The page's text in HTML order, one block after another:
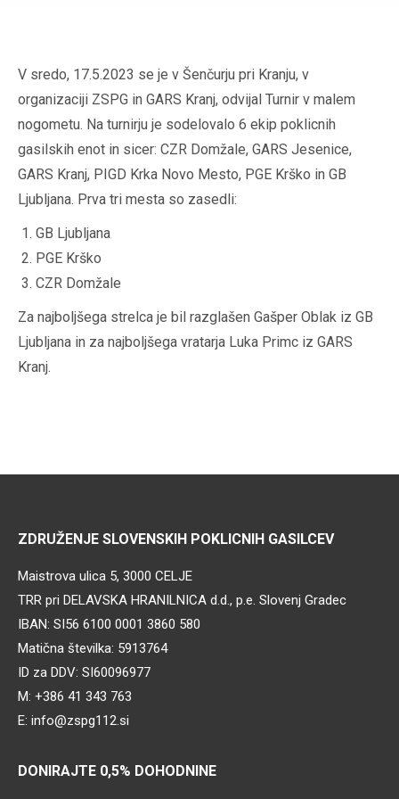
V sredo, 17.5.2023 se je v Šenčurju pri Kranju, v
organizaciji ZSPG in GARS Kranj, odvijal Turnir v malem
nogometu. Na turnirju je sodelovalo 6 ekip poklicnih
gasilskih enot in sicer: CZR Domžale, GARS Jesenice,
GARS Kranj, PIGD Krka Novo Mesto, PGE Krško in GB
Ljubljana. Prva tri mesta so zasedli:
GB Ljubljana
PGE Krško
CZR Domžale
Za najboljšega strelca je bil razglašen Gašper Oblak iz GB
Ljubljana in za najboljšega vratarja Luka Primc iz GARS
Kranj.
ZDRUŽENJE SLOVENSKIH POKLICNIH GASILCEV
Maistrova ulica 5, 3000 CELJE
TRR pri DELAVSKA HRANILNICA d.d., p.e. Slovenj Gradec
IBAN: SI56 6100 0001 3860 580
Matična številka: 5913764
ID za DDV: SI60096977
M: +386 41 343 763
E: info@zspg112.si
DONIRAJTE 0,5% DOHODNINE